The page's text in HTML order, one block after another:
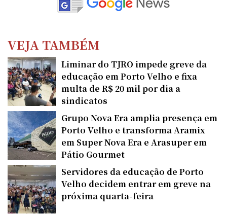
VEJA TAMBÉM
Liminar do TJRO impede greve da
educação em Porto Velho e fixa
multa de R$ 20 mil por dia a
sindicatos
Grupo Nova Era amplia presença em
Porto Velho e transforma Aramix
em Super Nova Era e Arasuper em
Pátio Gourmet
Servidores da educação de Porto
Velho decidem entrar em greve na
próxima quarta-feira